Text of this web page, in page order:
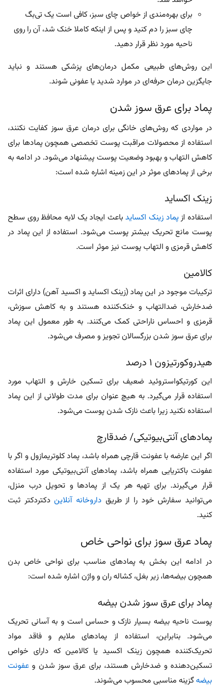
برای بهره‌مندی از خواص چای سبز، کافی است یک تی‌بگ
چای سبز را دم کنید و پس از اینکه کاملا خنک شد، آن را روی
ناحیه مورد نظر قرار دهید.
این روش‌های طبیعی مکمل درمان‌های پزشکی هستند و نباید
جایگزین درمان حرفه‌ای در موارد شدید یا عفونی شوند.
پماد برای عرق سوز شدن
در مواردی که روش‌های خانگی برای درمان عرق سوز کفایت نکنند،
استفاده از محصولات مراقبت پوست تخصصی همچون پمادها برای
کاهش التهاب و بهبود وضعیت پوست پیشنهاد می‌شود. در ادامه به
برخی از پمادهای موثر در این زمینه اشاره شده است:
زینک اکساید
استفاده ازپماد زینک اکسایدباعث ایجاد یک لایه محافظ روی سطح
پوست مانع تحریک بیشتر پوست می‌شود. استفاده از این پماد در
کاهش قرمزی و التهاب پوست نیز موثر است.
کالامین
ترکیبات موجود در این پماد (زینک اکساید و اکسید آهن) دارای اثرات
ضدخارش، ضدالتهاب و خنک‌کننده هستند و به کاهش سوزش،
قرمزی و احساس ناراحتی کمک می‌کنند. به طور معمول این پماد
برای عرق سوز شدن بزرگسالان تجویز و مصرف می‌شود.
هیدروکورتیزون 1 درصد
این کورتیکواستروئید ضعیف برای تسکین خارش و التهاب مورد
استفاده قرار می‌گیرد. به هیچ عنوان برای مدت طولانی از این پماد
استفاده نکنید زیرا باعث نازک شدن پوست می‌شود.
پمادهای آنتی‌بیوتیکی/ ضدقارچ
اگر این عارضه با عفونت قارچی همراه باشد، پماد کلوتریمازول و اگر با
عفونت باکتریایی همراه باشد، پمادهای آنتی‌بیوتیکی مورد استفاده
قرار می‌گیرند. برای تهیه هر یک از پمادها و تحویل درب منزل،
می‌توانید سفارش خود را از طریق داروخانه آنلایندکتردکتر ثبت
کنید.
پماد عرق سوز برای نواحی خاص
در ادامه این بخش به پمادهای مناسب برای نواحی خاص بدن
همچون بیضه‌ها، زیر بغل، کشاله ران و واژن اشاره شده است:
پماد برای عرق سوز شدن بیضه
پوست ناحیه بیضه بسیار نازک و حساس است و به آسانی تحریک
می‌شود. بنابراین، استفاده از پمادهای ملایم و فاقد مواد
تحریک‌کننده همچونزینک اکسید یا کالامین که دارای خواص
تسکین‌دهنده و ضدخارش هستند، برای عرق سوز شدن و عفونت
بیضهگزینه مناسبی محسوب می‌شوند.